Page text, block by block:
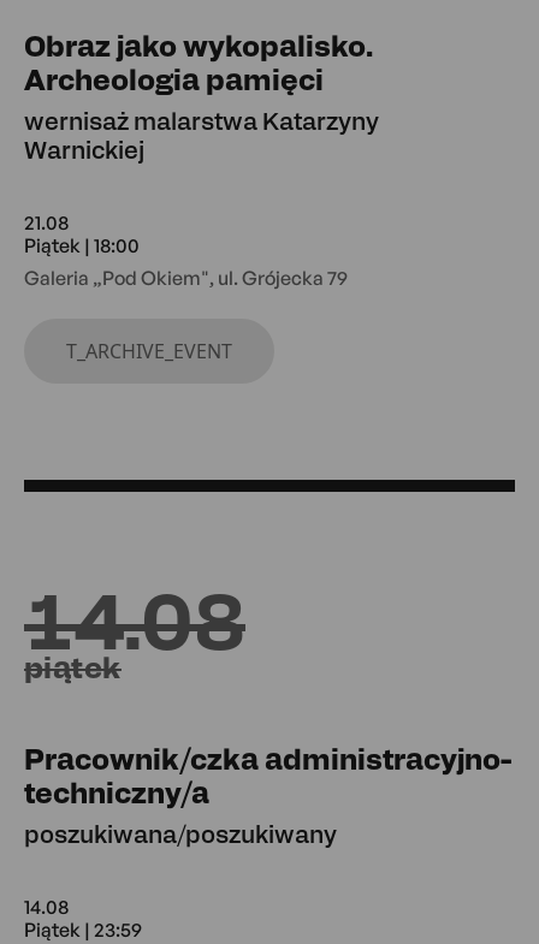
Obraz jako wykopalisko.
Archeologia pamięci
wernisaż malarstwa Katarzyny
Warnickiej
21.08
Piątek | 18:00
Galeria „Pod Okiem", ul. Grójecka 79
T_ARCHIVE_EVENT
14.08
piątek
Pracownik/czka administracyjno-
techniczny/a
poszukiwana/poszukiwany
14.08
Piątek | 23:59